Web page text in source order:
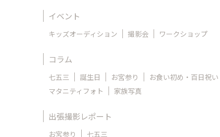
イベント
キッズオーディション 撮影会 ワークショップ
コラム
七五三 誕生日 お宮参り お食い初め・百日祝い
マタニティフォト
家族写真
出張撮影レポート
お宮参り 七五三